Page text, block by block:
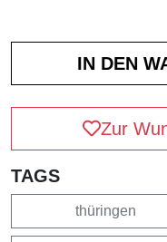
Zur
TAGS
thüringen